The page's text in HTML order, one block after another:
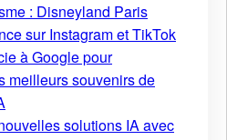
: Disneyland Paris
sur Instagram et TikTok
à Google pour
meilleurs souvenirs de
solutions IA avec